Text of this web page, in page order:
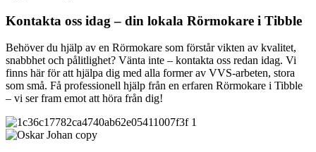
Kontakta oss idag – din lokala Rörmokare i Tibble
Behöver du hjälp av en Rörmokare som förstår vikten av kvalitet,
snabbhet och pålitlighet? Vänta inte – kontakta oss redan idag. Vi
finns här för att hjälpa dig med alla former av VVS-arbeten, stora
som små. Få professionell hjälp från en erfaren Rörmokare i Tibble
– vi ser fram emot att höra från dig!